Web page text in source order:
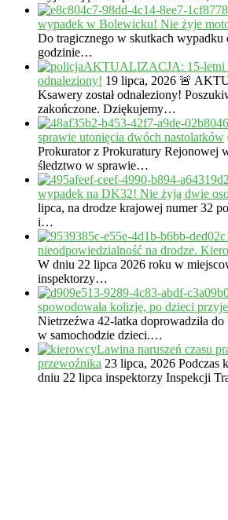
wypadek w Bolewicku! Nie żyje
Do tragicznego w skutkach wypadku
godzinie…
AKTUALIZACJA: 15-letni
odnaleziony! 19 lipca, 2026 🚨
Ksawery został odnaleziony!
zakończone. Dziękujemy…
sprawie utonięcia dwóch nastolatków
Prokurator z Prokuratury Rejonowej
śledztwo w sprawie…
wypadek na DK32! Nie żyją dwie
lipca, na drodze krajowej numer 32
i…
nieodpowiedzialność na drodze.
W dniu 22 lipca 2026 roku w
inspektorzy…
spowodowała kolizję, po dzieci
Nietrzeźwa 42-latka doprowadziła
w samochodzie dzieci.…
Lawina naruszeń czasu
przewoźnika 23 lipca, 2026 Podczas
dniu 22 lipca inspektorzy Inspekcji